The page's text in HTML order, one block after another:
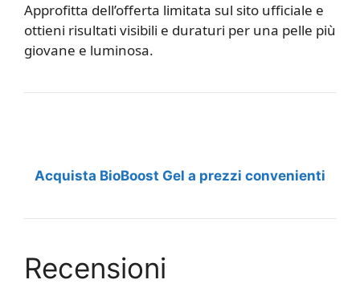
Approfitta dell’offerta limitata sul sito ufficiale e
ottieni risultati visibili e duraturi per una pelle più
giovane e luminosa.
Acquista BioBoost Gel a prezzi convenienti
Recensioni